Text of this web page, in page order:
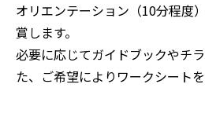
オリエンテーション（10分程度
賞します。
必要に応じてガイドブックやチ
た、ご希望によりワークシートを